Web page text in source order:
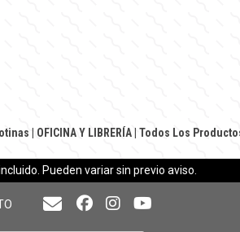
OFICINA Y LIBRERÍA| Todos Los
Pueden variar sin previo aviso.